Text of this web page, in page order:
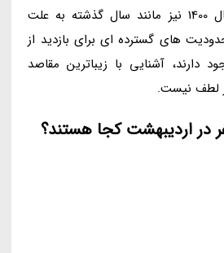
گرچه در اردیبهشت سال 1400 نیز مانند سال گذشته به علت
های گسترده ای برای بازدید از
دارند، آشنایی با زیباترین مقاصد
لطف نیست.
در اردیبهشت کجا هستند؟